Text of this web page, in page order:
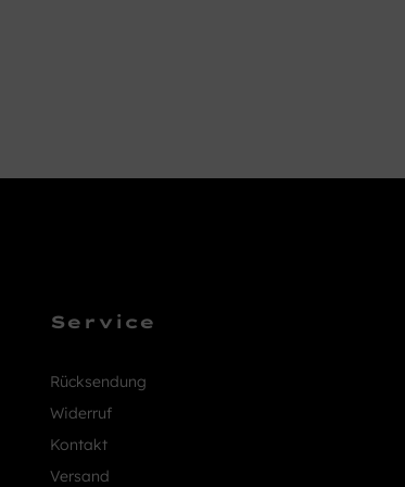
Service
Rücksendung
Widerruf
Kontakt
Versand